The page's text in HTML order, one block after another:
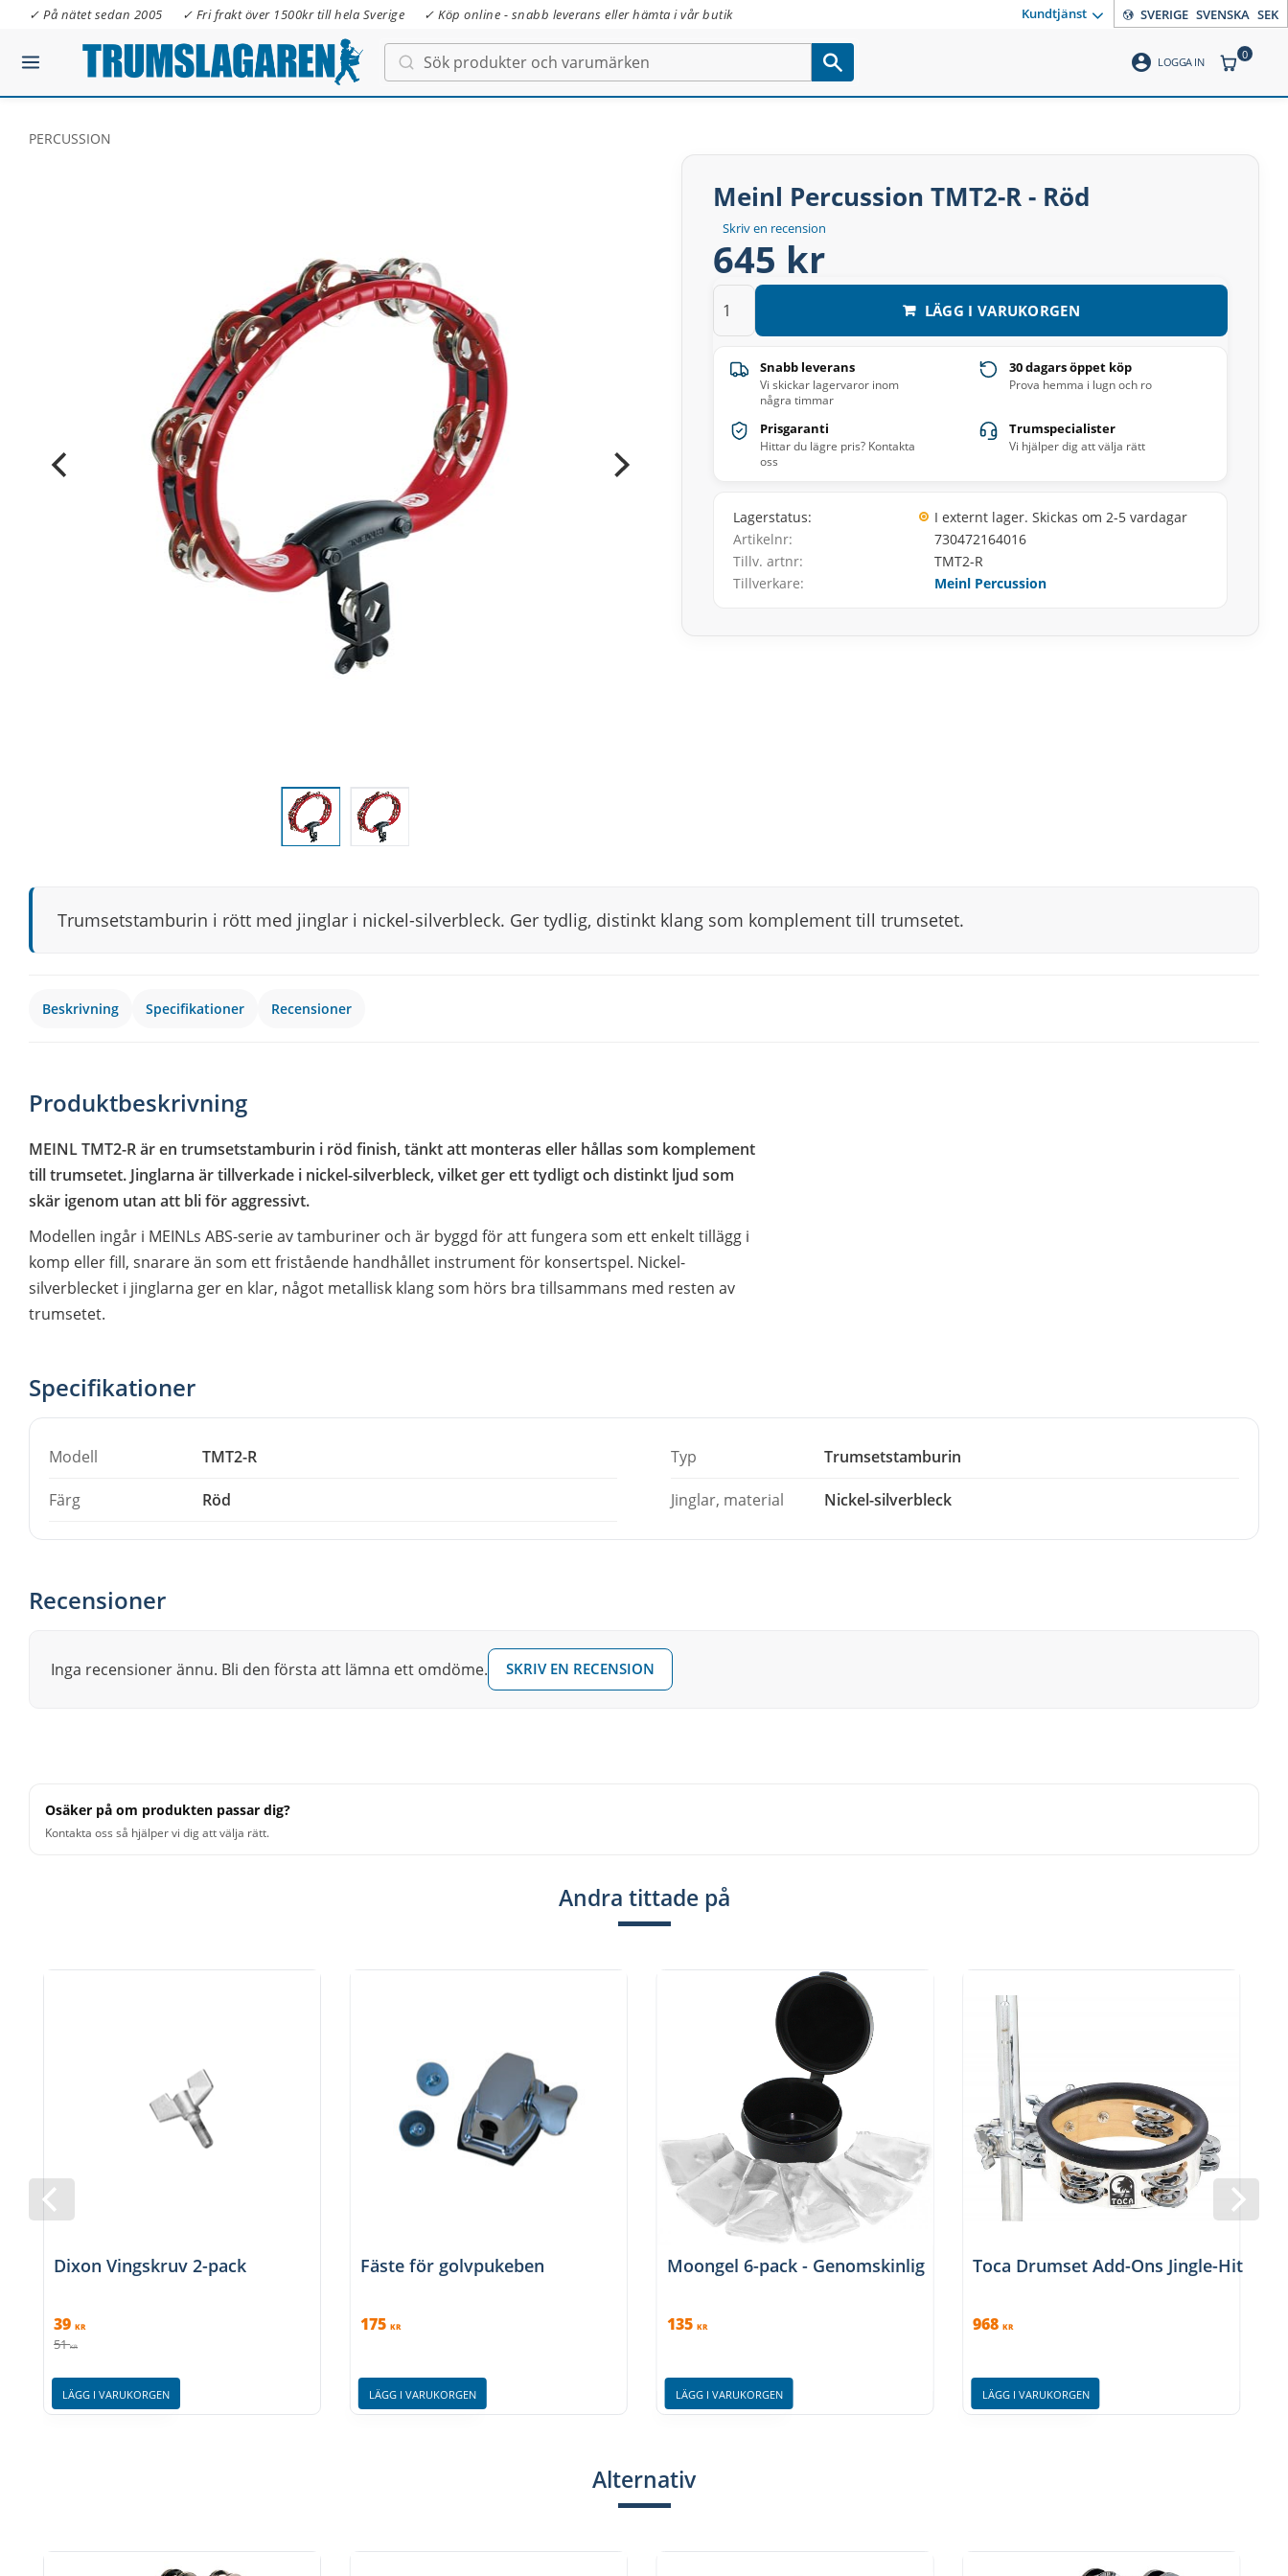
✓ På nätet sedan 2005 ✓ Fri frakt över 1500kr till hela Sverige ✓ Köp online - snabb leverans eller hämta i vår butik Kundtjänst SVERIGE SVENSKA SEK
account_circle LOGGA IN ANTAL
0
PERCUSSION
Meinl Percussion TMT2-R - Röd
Skriv en recension
645 kr
LÄGG I VARUKORGEN
Snabb leverans
Vi skickar lagervaror inom
några timmar
30 dagars öppet köp
Prova hemma i lugn och ro
Prisgaranti
Hittar du lägre pris? Kontakta
oss
Trumspecialister
Vi hjälper dig att välja rätt
Lagerstatus
I externt lager. Skickas om 2-5 vardagar
Artikelnr
730472164016
Tillv. artnr
TMT2-R
Tillverkare
Meinl Percussion
Trumsetstamburin i rött med jinglar i nickel-silverbleck. Ger tydlig, distinkt klang som komplement till trumsetet.
Beskrivning Specifikationer Recensioner
Produktbeskrivning
MEINL TMT2-R är en trumsetstamburin i röd finish, tänkt att monteras eller hållas som komplement
till trumsetet. Jinglarna är tillverkade i nickel-silverbleck, vilket ger ett tydligt och distinkt ljud som
skär igenom utan att bli för aggressivt.
Modellen ingår i MEINLs ABS-serie av tamburiner och är byggd för att fungera som ett enkelt tillägg i
komp eller fill, snarare än som ett fristående handhållet instrument för konsertspel. Nickel-
silverblecket i jinglarna ger en klar, något metallisk klang som hörs bra tillsammans med resten av
trumsetet.
Specifikationer
Modell TMT2-R Typ Trumsetstamburin
Färg Röd Jinglar, material Nickel-silverbleck
Recensioner
Inga recensioner ännu. Bli den första att lämna ett omdöme. SKRIV EN RECENSION
Osäker på om produkten passar dig?
Kontakta oss så hjälper vi dig att välja rätt.
Andra tittade på
Dixon Vingskruv 2-pack
39 KR
51 KR
LÄGG I VARUKORGEN
Fäste för golvpukeben
175 KR
LÄGG I VARUKORGEN
Moongel 6-pack - Genomskinlig
135 KR
LÄGG I VARUKORGEN
Toca Drumset Add-Ons Jingle-Hit
968 KR
LÄGG I VARUKORGEN
Alternativ